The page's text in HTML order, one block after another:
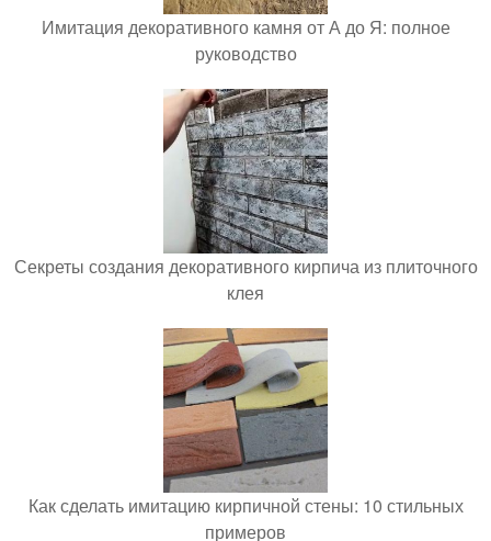
Имитация декоративного камня от А до Я: полное
руководство
Секреты создания декоративного кирпича из плиточного
клея
Как сделать имитацию кирпичной стены: 10 стильных
примеров